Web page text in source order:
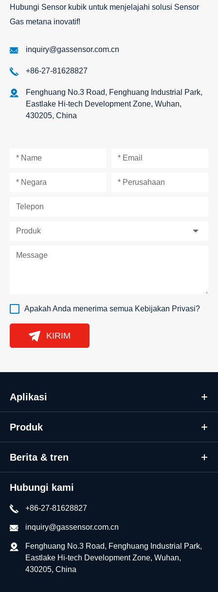
Hubungi Sensor kubik untuk menjelajahi solusi Sensor
Gas metana inovatif!
inquiry@gassensor.com.cn
+86-27-81628827
Fenghuang No.3 Road, Fenghuang Industrial Park,
Eastlake Hi-tech Development Zone, Wuhan,
430205, China
Apakah Anda menerima semua Kebijakan Privasi?
KIRIM
Aplikasi
Produk
Berita & tren
Hubungi kami
+86-27-81628827
inquiry@gassensor.com.cn
Fenghuang No.3 Road, Fenghuang Industrial Park,
Eastlake Hi-tech Development Zone, Wuhan,
430205, China